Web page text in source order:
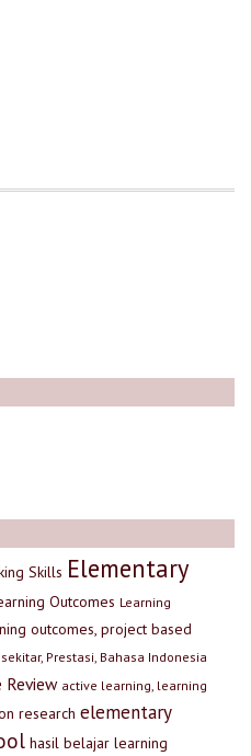
Skills Elementary
Outcomes Learning
outcomes, project based
Prestasi, Bahasa Indonesia
active learning, learning
research elementary
hasil belajar learning